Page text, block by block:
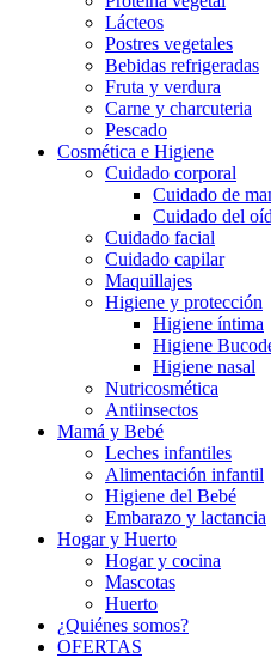
Lácteos
Postres vegetales
Bebidas refrigeradas
Fruta y verdura
Carne y charcuteria
Pescado
Cosmética e Higiene
Cuidado corporal
Cuidado de
Cuidado del
Cuidado facial
Cuidado capilar
Maquillajes
Higiene y protección
Higiene íntima
Higiene
Higiene nasal
Nutricosmética
Antiinsectos
Mamá y Bebé
Leches infantiles
Alimentación infantil
Higiene del Bebé
Embarazo y lactancia
Hogar y Huerto
Hogar y cocina
Mascotas
Huerto
¿Quiénes somos?
OFERTAS